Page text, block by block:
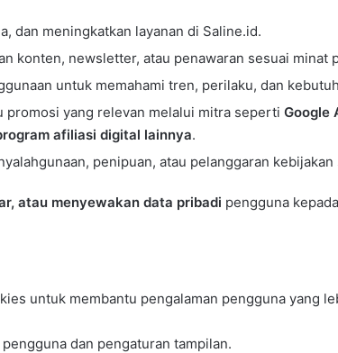
dan meningkatkan layanan di Saline.id.
konten, newsletter, atau penawaran sesuai minat
untuk memahami tren, perilaku, dan
promosi yang relevan melalui mitra seperti Google
afiliasi digital lainnya.
penipuan, atau pelanggaran kebijakan
atau menyewakan data pribadi pengguna
untuk membantu pengalaman pengguna yang
dan pengaturan tampilan.